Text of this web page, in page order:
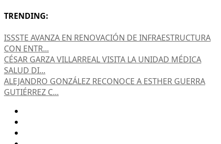
TRENDING:
ISSSTE AVANZA EN RENOVACIÓN DE INFRAESTRUCTURA
CON ENTR...
CÉSAR GARZA VILLARREAL VISITA LA UNIDAD MÉDICA
SALUD DI...
ALEJANDRO GONZÁLEZ RECONOCE A ESTHER GUERRA
GUTIÉRREZ C...